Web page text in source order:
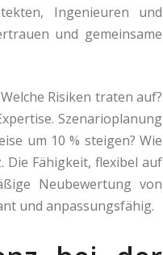
Ingenieuren und
und gemeinsame
Risiken traten auf?
Szenarioplanung
um 10 % steigen? Wie
Die Fähigkeit, flexibel auf
Neubewertung von
und anpassungsfähig.